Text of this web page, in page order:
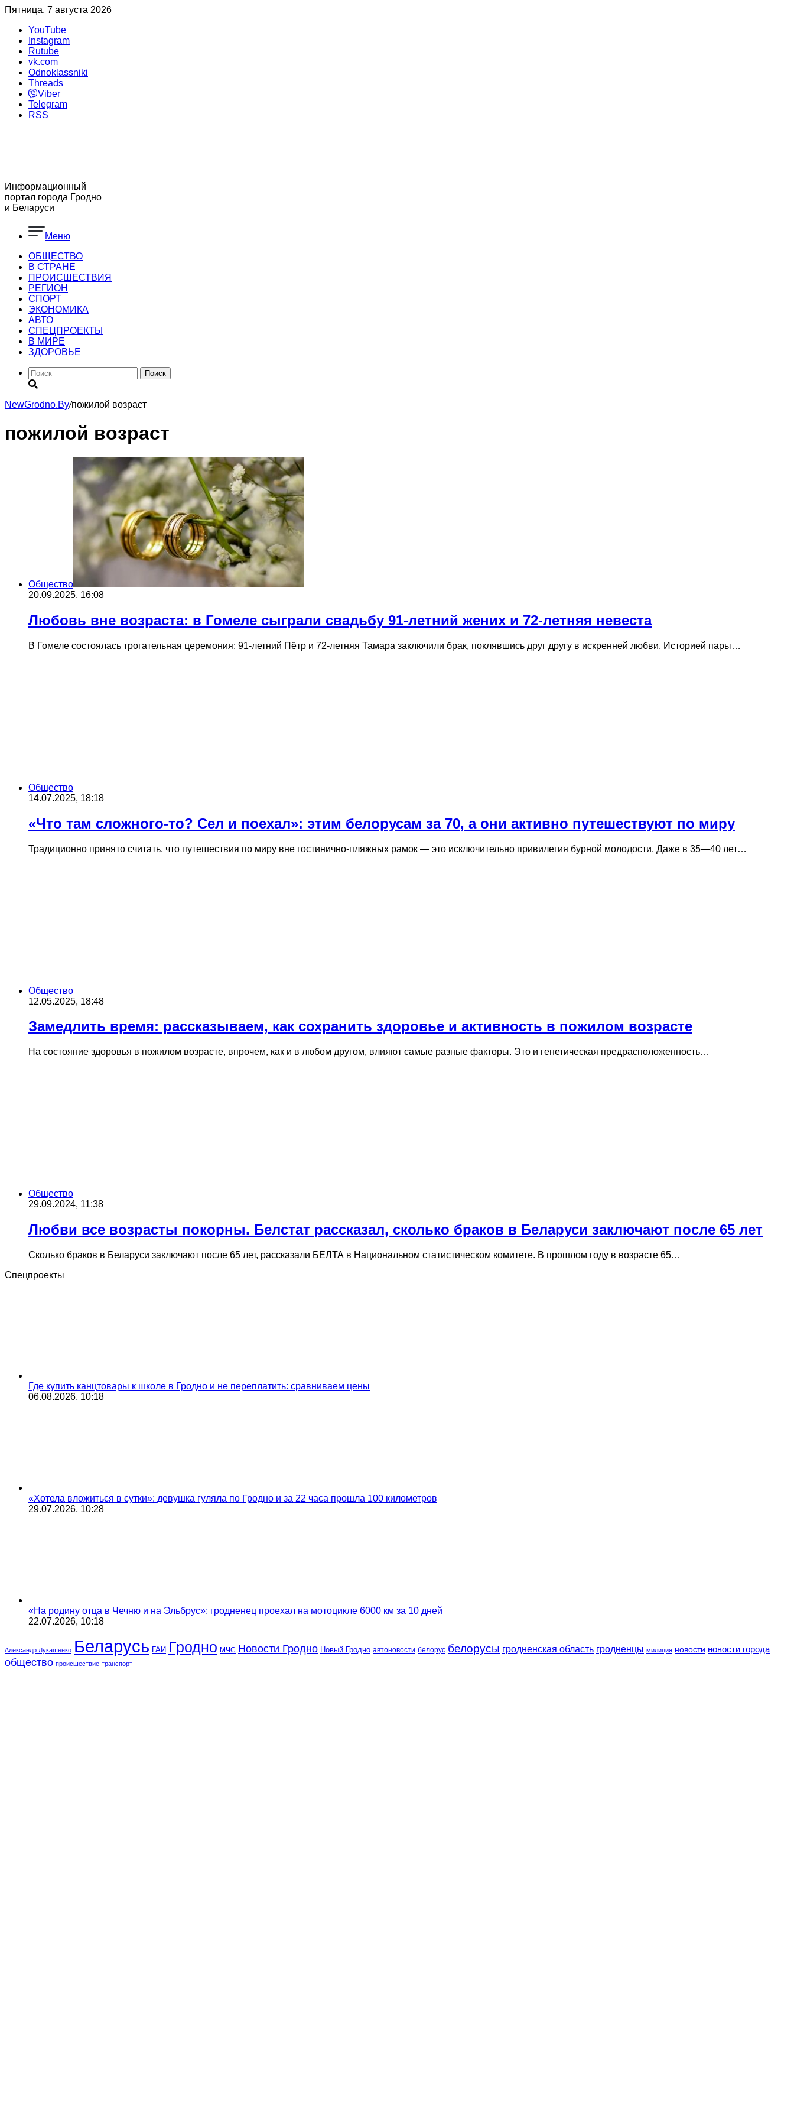
Пятница, 7 августа 2026
YouTube
Instagram
Rutube
vk.com
Odnoklassniki
Threads
Viber
Telegram
RSS
Информационный
портал города Гродно
и Беларуси
Меню
ОБЩЕСТВО
В СТРАНЕ
ПРОИСШЕСТВИЯ
РЕГИОН
CПОРТ
ЭКОНОМИКА
АВТО
СПЕЦПРОЕКТЫ
В МИРЕ
ЗДОРОВЬЕ
Поиск
NewGrodno.By/пожилой возраст
пожилой возраст
Общество
20.09.2025, 16:08
Любовь вне возраста: в Гомеле сыграли свадьбу 91-летний жених и 72-летняя невеста
В Гомеле состоялась трогательная церемония: 91-летний Пётр и 72-летняя Тамара заключили брак, поклявшись друг другу в искренней любви. Историей пары…
Общество
14.07.2025, 18:18
«Что там сложного-то? Сел и поехал»: этим белорусам за 70, а они активно путешествуют по миру
Традиционно принято считать, что путешествия по миру вне гостинично-пляжных рамок — это исключительно привилегия бурной молодости. Даже в 35—40 лет…
Общество
12.05.2025, 18:48
Замедлить время: рассказываем, как сохранить здоровье и активность в пожилом возрасте
На состояние здоровья в пожилом возрасте, впрочем, как и в любом другом, влияют самые разные факторы. Это и генетическая предрасположенность…
Общество
29.09.2024, 11:38
Любви все возрасты покорны. Белстат рассказал, сколько браков в Беларуси заключают после 65 лет
Сколько браков в Беларуси заключают после 65 лет, рассказали БЕЛТА в Национальном статистическом комитете. В прошлом году в возрасте 65…
Спецпроекты
Где купить канцтовары к школе в Гродно и не переплатить: сравниваем цены
06.08.2026, 10:18
«Хотела вложиться в сутки»: девушка гуляла по Гродно и за 22 часа прошла 100 километров
29.07.2026, 10:28
«На родину отца в Чечню и на Эльбрус»: гродненец проехал на мотоцикле 6000 км за 10 дней
22.07.2026, 10:18
Александр Лукашенко Беларусь ГАИ Гродно МЧС Новости Гродно Новый Гродно автоновости белорус белорусы гродненская область гродненцы милиция новости новости города
общество происшествие транспорт